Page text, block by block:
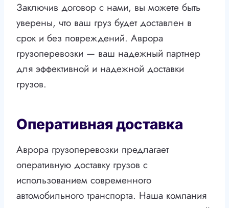
Заключив договор с нами, вы можете быть
уверены, что ваш груз будет доставлен в
срок и без повреждений. Аврора
грузоперевозки — ваш надежный партнер
для эффективной и надежной доставки
грузов.
Оперативная доставка
Аврора грузоперевозки предлагает
оперативную доставку грузов с
использованием современного
автомобильного транспорта. Наша компания